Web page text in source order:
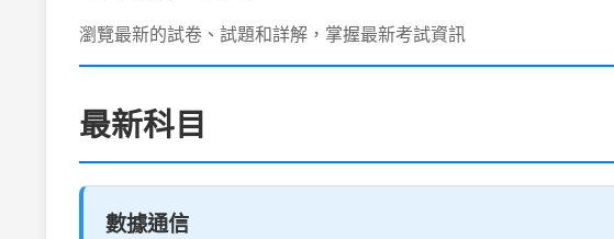
瀏覽最新的試卷、試題和詳解，掌握最新考試資訊
最新科目
數據通信